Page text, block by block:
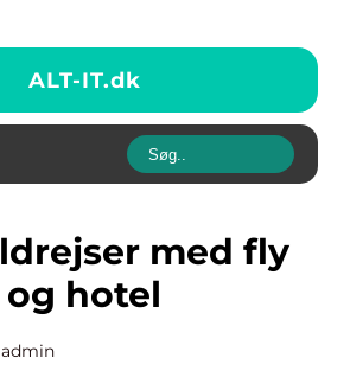
ALT-IT.dk
og hotel
admin